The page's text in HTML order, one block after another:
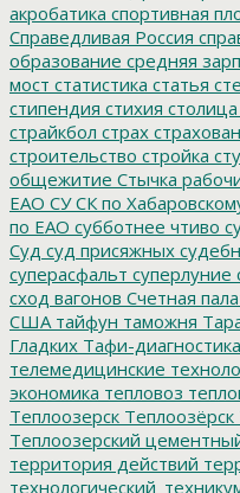
акробатика спортивная
Справедливая Россия
образование средняя
мост статистика статья
стипендия стихия столица
страйкбол страх
строительство стройка
общежитие Стычка
ЕАО СУ СК по
по ЕАО субботнее чтиво
Суд суд присяжных
суперасфальт суперлуние
сход вагонов Счетная
США тайфун таможня
Гладких Тафи-диагностика
телемедицинские
экономика тепловоз
Теплоозерск Теплоозёрск
Теплоозерский
территория действий